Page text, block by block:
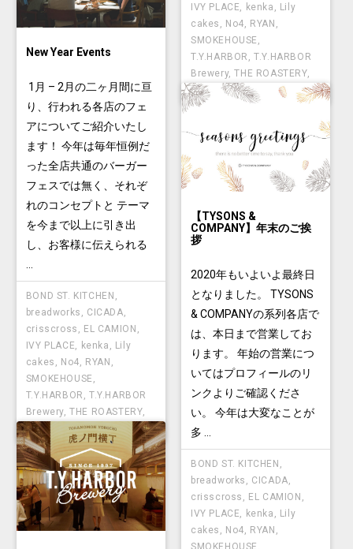
IVY PLACE, kenka , Lily
cakes , No4, RYAN ,
SMOKEHOUSE ,
T.Y.HARBOR ,T.Y.HARBOR
Brewery,THE ROASTERY,
TYSONS
New Year Events
1月 – 2月の二ヶ月間に亘
り、行われる各店のフェ
アについてご紹介いたし
ます！ 今年は毎年恒例だ
った全店共通のバーガー
フェスでは無く、それぞ
れのコンセプトと テーマ
を今まで以上に引き出
し、お客様に伝えられる
...
BOND ST. KITCHEN ,
breadworks , CICADA,
crisscross , EL CAMION ,
IVY PLACE, kenka , Lily
cakes , No4, RYAN ,
SMOKEHOUSE ,
T.Y.HARBOR ,T.Y.HARBOR
Brewery,THE ROASTERY,
TYSONS
【TYSONS &
COMPANY】年末のご挨
拶
2020年もいよいよ最終日
となりました。 TYSONS
& COMPANYの系列各店で
は、本日まで営業してお
ります。 年始の営業につ
いてはプロフィールのリ
ンクよりご確認くださ
い。 今年は大変なことが
多 ...
BOND ST. KITCHEN ,
breadworks , CICADA,
crisscross , EL CAMION ,
IVY PLACE, kenka , Lily
cakes , No4, RYAN ,